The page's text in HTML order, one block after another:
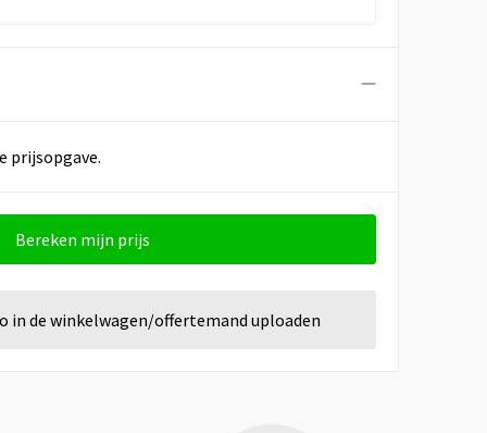
prijsopgave.
Bereken mijn prijs
in de winkelwagen/offertemand uploaden